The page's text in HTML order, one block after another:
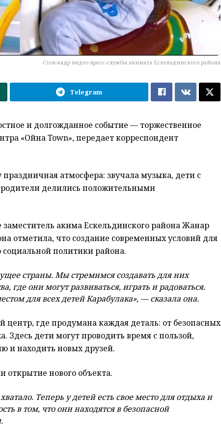
Стоп-кадр видео пресс-службы акимата Ескельдинского района
Telegram
и долгожданное событие — торжественное
«Ойна Town», передает корреспондент
атмосфера: звучала музыка, дети с
делились положительными
акима Ескельдинского района Жанар
отметила, что создание современных условий для
социальной политики района.
страны. Мы стремимся создавать для них
где они могут развиваться, играть и радоваться.
для всех детей Карабулака», — сказала она.
где продумана каждая деталь: от безопасных
дети могут проводить время с пользой,
и находить новых друзей.
открытие нового объекта.
Теперь у детей есть свое место для отдыха и
в том, что они находятся в безопасной